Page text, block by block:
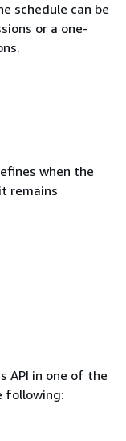
schedule can be
or a one-
when the
remains
API in one of the
following: